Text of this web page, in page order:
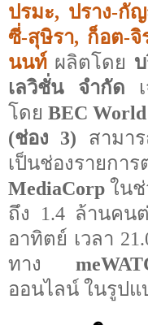
ปรมะ, ปราง-
ซี่-สุษิรา, ก็อต-จิ
นนท์ ผลิตโดย
เลวิชั่น จำกัด
โดย BEC World
(ช่อง 3) สามา
เป็นช่องรายการ
MediaCorp ใน
ถึง 1.4 ล้านคน
อาทิตย์ เวลา
ทาง
ออนไลน์ ในรูปแ